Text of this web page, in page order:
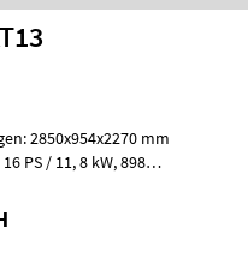
2850x954x2270 mm
/ 11, 8 kW, 898